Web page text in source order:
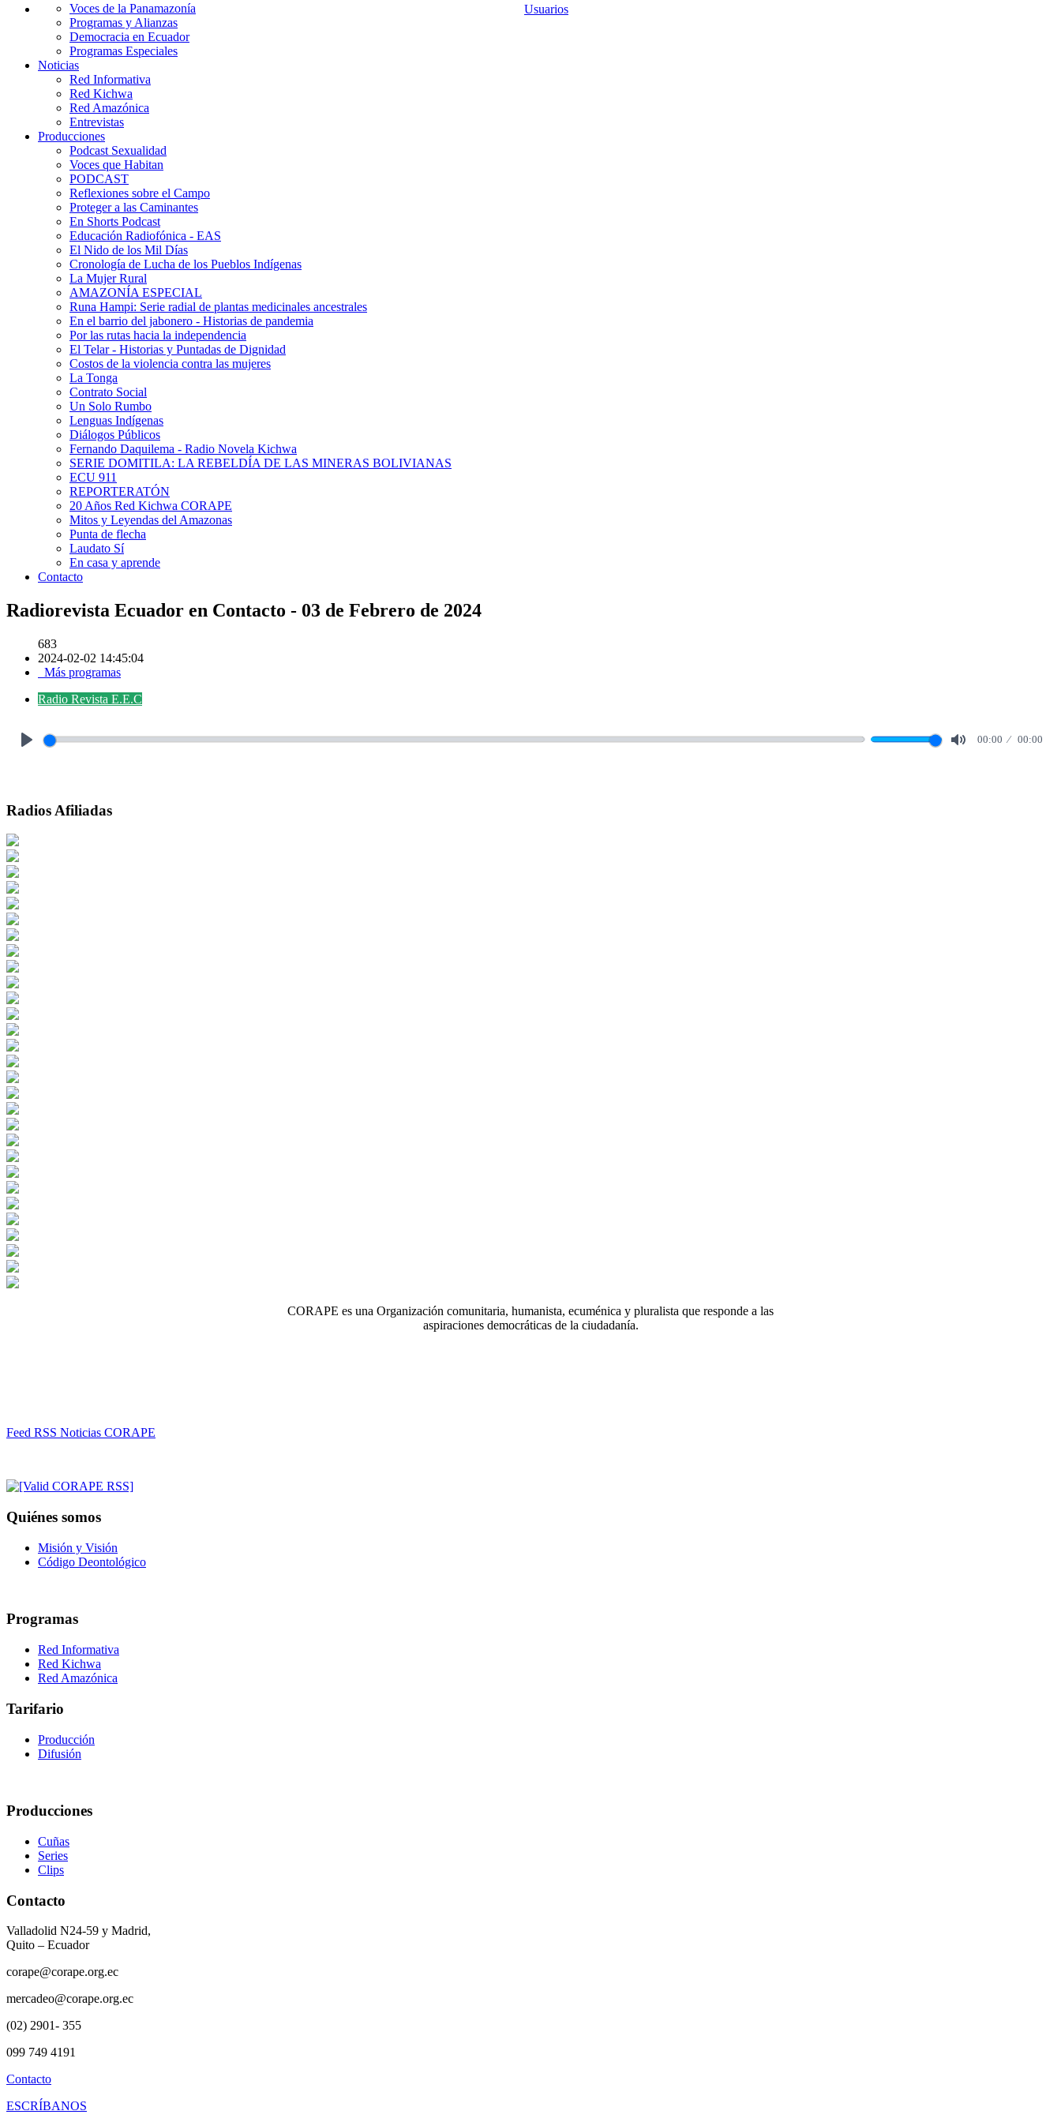
Usuarios
Voces de la Panamazonía
Programas y Alianzas
Democracia en Ecuador
Programas Especiales
Noticias
Red Informativa
Red Kichwa
Red Amazónica
Entrevistas
Producciones
Podcast Sexualidad
Voces que Habitan
PODCAST
Reflexiones sobre el Campo
Proteger a las Caminantes
En Shorts Podcast
Educación Radiofónica - EAS
El Nido de los Mil Días
Cronología de Lucha de los Pueblos Indígenas
La Mujer Rural
AMAZONÍA ESPECIAL
Runa Hampi: Serie radial de plantas medicinales ancestrales
En el barrio del jabonero - Historias de pandemia
Por las rutas hacia la independencia
El Telar - Historias y Puntadas de Dignidad
Costos de la violencia contra las mujeres
La Tonga
Contrato Social
Un Solo Rumbo
Lenguas Indígenas
Diálogos Públicos
Fernando Daquilema - Radio Novela Kichwa
SERIE DOMITILA: LA REBELDÍA DE LAS MINERAS BOLIVIANAS
ECU 911
REPORTERATÓN
20 Años Red Kichwa CORAPE
Mitos y Leyendas del Amazonas
Punta de flecha
Laudato Sí
En casa y aprende
Contacto
Radiorevista Ecuador en Contacto - 03 de Febrero de 2024
683
2024-02-02 14:45:04
Más programas
Radio Revista E.E.C
00:00 00:00
Radios Afiliadas
CORAPE es una Organización comunitaria, humanista, ecuménica y pluralista que responde a las
aspiraciones democráticas de la ciudadanía.
Feed RSS Noticias CORAPE
Quiénes somos
Misión y Visión
Código Deontológico
Programas
Red Informativa
Red Kichwa
Red Amazónica
Tarifario
Producción
Difusión
Producciones
Cuñas
Series
Clips
Contacto
Valladolid N24-59 y Madrid,
Quito – Ecuador
corape@corape.org.ec
mercadeo@corape.org.ec
(02) 2901- 355
099 749 4191
Contacto
ESCRÍBANOS